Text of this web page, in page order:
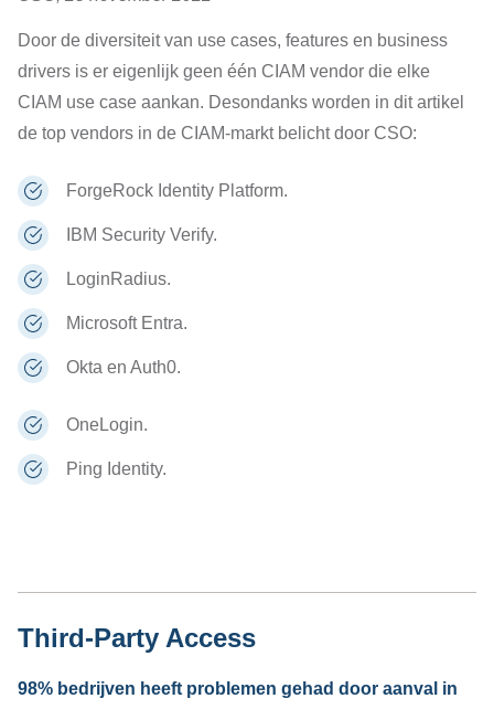
Door de diversiteit van use cases, features en business
drivers is er eigenlijk geen één CIAM vendor die elke
CIAM use case aankan. Desondanks worden in dit artikel
de top vendors in de CIAM-markt belicht door CSO:
ForgeRock Identity Platform.
IBM Security Verify.
LoginRadius.
Microsoft Entra.
Okta en Auth0.
OneLogin.
Ping Identity.
Third-Party Access
98% bedrijven heeft problemen gehad door aanval in